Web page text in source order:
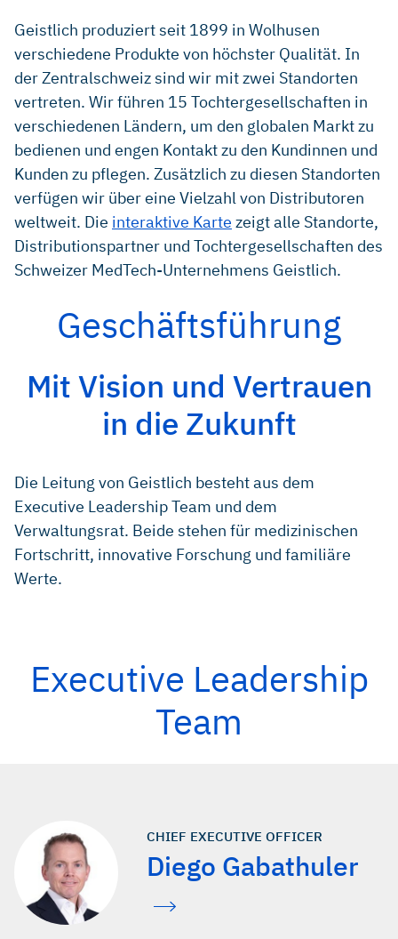
Geistlich produziert seit 1899 in Wolhusen
verschiedene Produkte von höchster Qualität. In
der Zentralschweiz sind wir mit zwei Standorten
vertreten. Wir führen 15 Tochtergesellschaften in
verschiedenen Ländern, um den globalen Markt zu
bedienen und engen Kontakt zu den Kundinnen und
Kunden zu pflegen. Zusätzlich zu diesen Standorten
verfügen wir über eine Vielzahl von Distributoren
weltweit. Die interaktive Karte zeigt alle Standorte,
Distributionspartner und Tochtergesellschaften des
Schweizer MedTech-Unternehmens Geistlich.
Geschäftsführung
Mit Vision und Vertrauen
in die Zukunft
Die Leitung von Geistlich besteht aus dem
Executive Leadership Team und dem
Verwaltungsrat. Beide stehen für medizinischen
Fortschritt, innovative Forschung und familiäre
Werte.
Executive Leadership
Team
CHIEF EXECUTIVE OFFICER
Diego Gabathuler